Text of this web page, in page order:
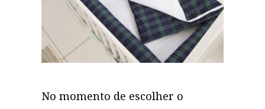
No momento de escolher o